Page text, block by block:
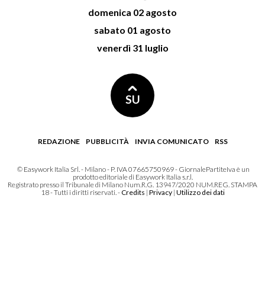
domenica 02 agosto
sabato 01 agosto
venerdì 31 luglio
SU
REDAZIONE PUBBLICITÀ INVIA COMUNICATO RSS
© Easywork Italia Srl. - Milano - P. IVA 07665750969 - GiornalePartiteIva è un
prodotto editoriale di Easywork Italia s.r.l.
Registrato presso il Tribunale di Milano Num.R.G. 13947/2020 NUM.REG. STAMPA
18 - Tutti i diritti riservati. -Credits | Privacy| Utilizzo dei dati